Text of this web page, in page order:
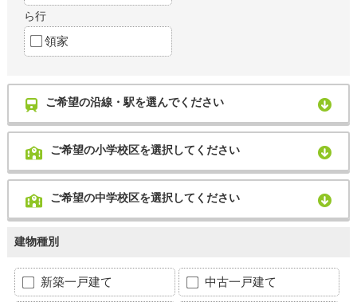
ら行
領家
ご希望の沿線・駅を選んでください
ご希望の小学校区を選択してください
ご希望の中学校区を選択してください
建物種別
新築一戸建て 中古一戸建て